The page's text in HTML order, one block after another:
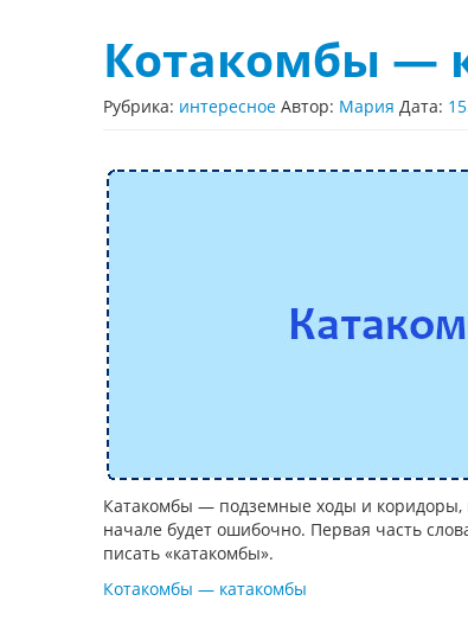
Котакомбы —
Рубрика: интересное Автор: Мария Дата:
Катакомбы — подземные ходы и коридоры,
начале будет ошибочно. Первая часть
писать «катакомбы».
Котакомбы — катакомбы